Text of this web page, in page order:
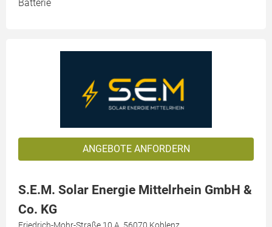
Batterie
ANGEBOTE ANFORDERN
S.E.M. Solar Energie Mittelrhein GmbH &
Co. KG